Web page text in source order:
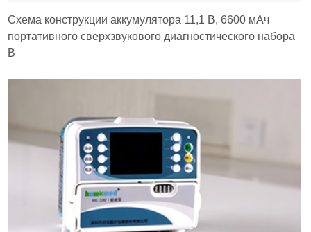
Схема конструкции аккумулятора 11,1 В, 6600 мАч
портативного сверхзвукового диагностического набора
B